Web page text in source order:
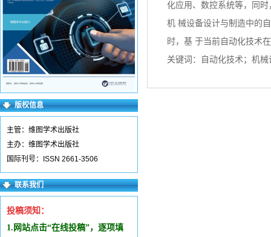
版权信息
主管：维图学术出版社
主办：维图学术出版社
国际刊号：ISSN 2661-3506
联系我们
投稿须知：
1.网站点击“在线投稿”，逐项填
化应用、数控系统等，同
机 械设备设计与制造中的
时，基 于当前自动化技术
关键词：自动化技术；机